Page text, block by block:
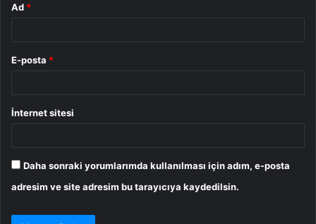
Ad *
E-posta *
İnternet sitesi
Daha sonraki yorumlarımda kullanılması için adım, e-posta
adresim ve site adresim bu tarayıcıya kaydedilsin.